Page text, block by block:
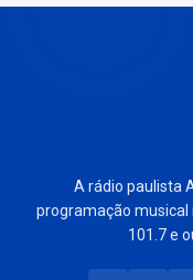
A rádio paulista
programação musical
101.7 e